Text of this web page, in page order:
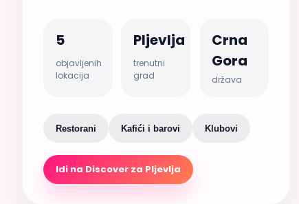
5
objavljenih
lokacija
Pljevlja
trenutni
grad
Crna
Gora
država
Restorani Kafići i barovi Klubovi
Idi na Discover za Pljevlja